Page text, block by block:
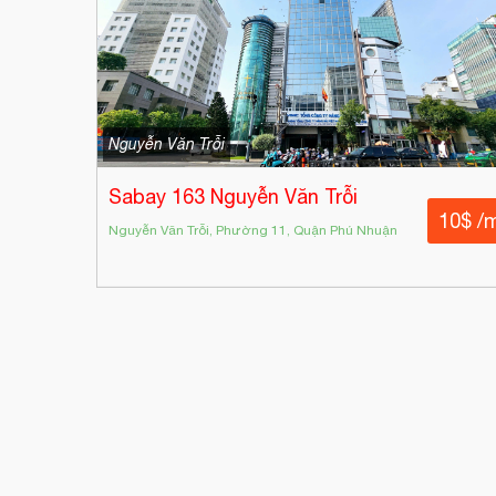
Nguyễn Văn Trỗi
Sabay 163 Nguyễn Văn Trỗi
Nguyễn Văn Trỗi, Phường 11, Quận Phú Nhuận 10$ /